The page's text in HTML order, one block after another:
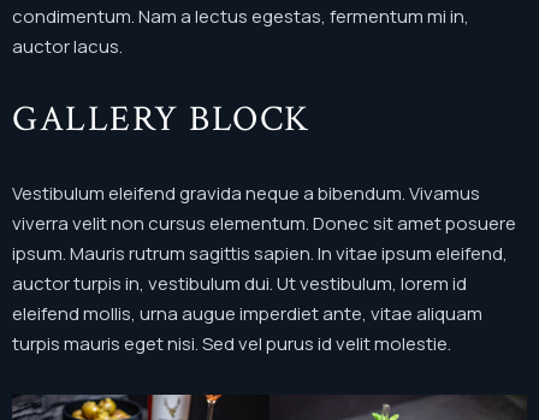
condimentum. Nam a lectus egestas, fermentum mi in,
auctor lacus.
GALLERY BLOCK
Vestibulum eleifend gravida neque a bibendum. Vivamus
viverra velit non cursus elementum. Donec sit amet posuere
ipsum. Mauris rutrum sagittis sapien. In vitae ipsum eleifend,
auctor turpis in, vestibulum dui. Ut vestibulum, lorem id
eleifend mollis, urna augue imperdiet ante, vitae aliquam
turpis mauris eget nisi. Sed vel purus id velit molestie.